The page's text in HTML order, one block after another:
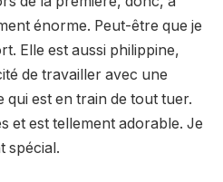
énorme. Peut-être que je
Elle est aussi philippine,
de travailler avec une
est en train de tout tuer.
et est tellement adorable. Je
spécial.